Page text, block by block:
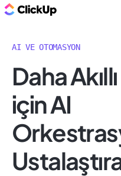
AI VE OTOMASYON
Daha
için AI